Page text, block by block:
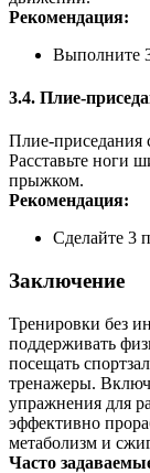
Рекомендация:
Выполните
3.4. Плие-
Плие-
Расставьте ноги
прыжком.
Рекомендация:
Сделайте 3
Заключение
Тренировки без
поддерживать
посещать
тренажеры.
упражнения для
эффективно
метаболизм и
Часто